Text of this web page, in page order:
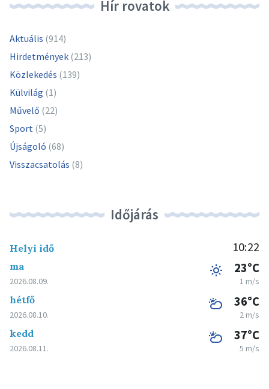
Hír rovatok
Aktuális (914)
Hirdetmények (213)
Közlekedés (139)
Külvilág (1)
Művelő (22)
Sport (5)
Újságoló (68)
Visszacsatolás (8)
Időjárás
Helyi idő 10:22
ma
2026.08.09.
23°C
1 m/s
hétfő
2026.08.10.
36°C
2 m/s
kedd
2026.08.11.
37°C
5 m/s